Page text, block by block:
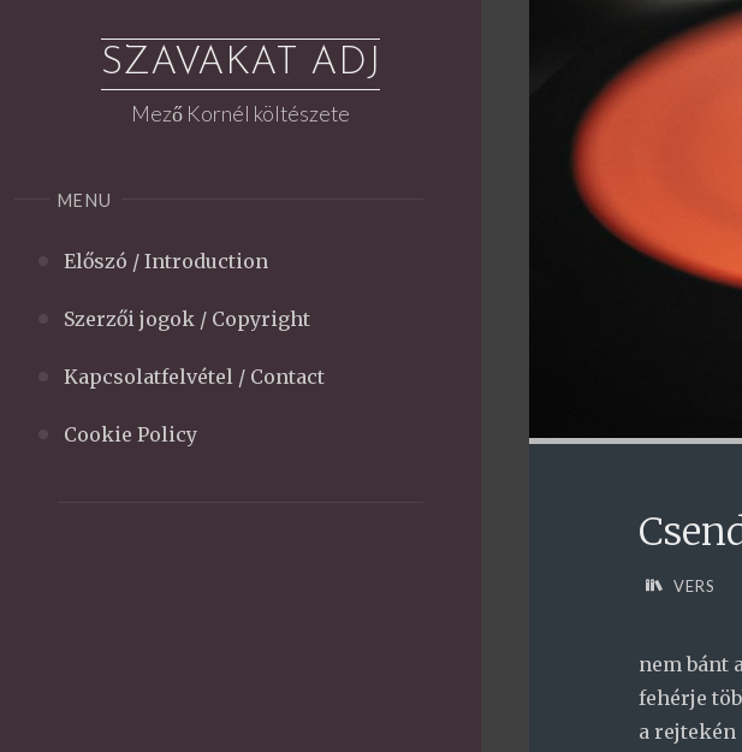
SZAVAKAT ADJ
Mező Kornél költészete
MENU
Előszó / Introduction
Szerzői jogok / Copyright
Kapcsolatfelvétel / Contact
Cookie Policy
VERS
nem bánt
fehérje
a